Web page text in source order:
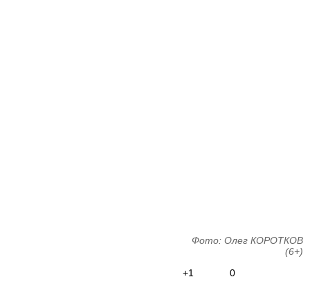
Фото: Олег КОРОТКОВ
(6+)
+1
0